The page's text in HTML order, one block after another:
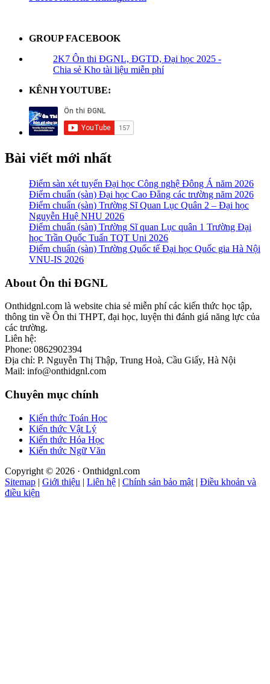
GROUP FACEBOOK
2K7 Ôn thi ĐGNL, ĐGTD, Đại học 2025 -
Chia sẻ Kho tài liệu miễn phí
KÊNH YOUTUBE:
Bài viết mới nhất
Điểm sàn xét tuyển Đại học Công nghệ Đông Á năm 2026
Điểm chuẩn (sàn) Đại học Cao Đẳng các trường năm 2026
Điểm chuẩn (sàn) Trường Sĩ Quan Lục Quân 2 – Đại học
Nguyễn Huệ NHU 2026
Điểm chuẩn (sàn) Trường Sĩ quan Lục quân 1 Trường Đại
học Trần Quốc Tuấn TQT Uni 2026
Điểm chuẩn (sàn) Trường Quốc tế Đại học Quốc gia Hà Nội
VNU-IS 2026
Footer
About Ôn thi ĐGNL
Onthidgnl.com là website chia sẻ miễn phí các kiến thức học tập,
thông tin về Ôn thi THPT, đại học, luyện thi đánh giá năng lực của
các trường.
Liên hệ:
Phone: 0862902394
Địa chỉ: P. Nguyễn Thị Thập, Trung Hoà, Cầu Giấy, Hà Nội
Mail: info@onthidgnl.com
Chuyên mục chính
Kiến thức Toán Học
Kiến thức Vật Lý
Kiến thức Hóa Học
Kiến thức Ngữ Văn
Copyright © 2026 · Onthidgnl.com
Sitemap | Giới thiệu | Liên hệ | Chính sản bảo mật | Điều khoản và
điều kiện